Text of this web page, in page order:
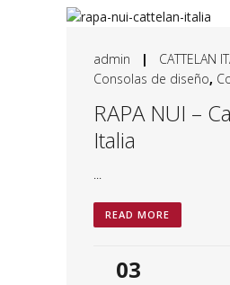
admin | CATTELAN
Consolas de diseño,
RAPA NUI –
Italia
...
READ MORE
03